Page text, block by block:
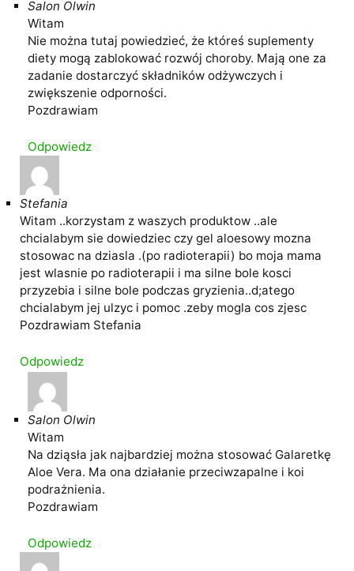
Salon Olwin
Witam
Nie można tutaj powiedzieć, że któreś suplementy
diety mogą zablokować rozwój choroby. Mają one za
zadanie dostarczyć składników odżywczych i
zwiększenie odporności.
Pozdrawiam
Odpowiedz
Stefania
Witam ..korzystam z waszych produktow ..ale
chcialabym sie dowiedziec czy gel aloesowy mozna
stosowac na dziasla .(po radioterapii) bo moja mama
jest wlasnie po radioterapii i ma silne bole kosci
przyzebia i silne bole podczas gryzienia..d;atego
chcialabym jej ulzyc i pomoc .zeby mogla cos zjesc
Pozdrawiam Stefania
Odpowiedz
Salon Olwin
Witam
Na dziąsła jak najbardziej można stosować Galaretkę
Aloe Vera. Ma ona działanie przeciwzapalne i koi
podrażnienia.
Pozdrawiam
Odpowiedz